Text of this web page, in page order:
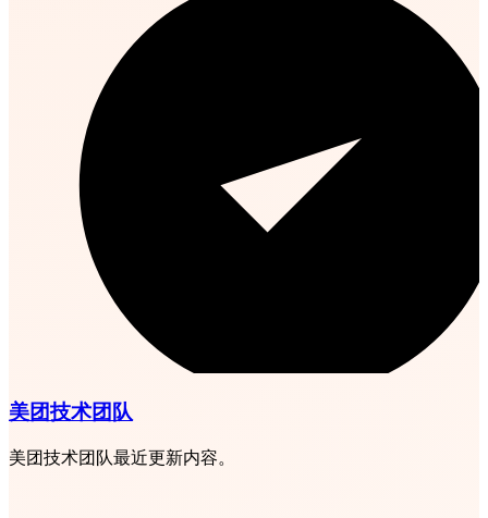
美团技术团队
美团技术团队最近更新内容。